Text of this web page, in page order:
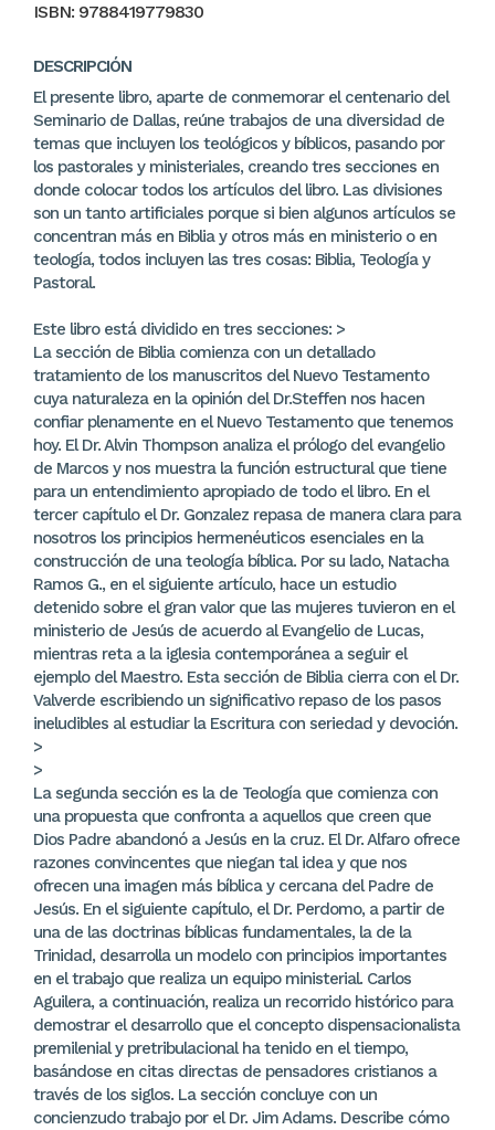
ISBN: 9788419779830
DESCRIPCIÓN
El presente libro, aparte de conmemorar el centenario del
Seminario de Dallas, reúne trabajos de una diversidad de
temas que incluyen los teológicos y bíblicos, pasando por
los pastorales y ministeriales, creando tres secciones en
donde colocar todos los artículos del libro. Las divisiones
son un tanto artificiales porque si bien algunos artículos se
concentran más en Biblia y otros más en ministerio o en
teología, todos incluyen las tres cosas: Biblia, Teología y
Pastoral.
Este libro está dividido en tres secciones: >
La sección de Biblia comienza con un detallado
tratamiento de los manuscritos del Nuevo Testamento
cuya naturaleza en la opinión del Dr.Steffen nos hacen
confiar plenamente en el Nuevo Testamento que tenemos
hoy. El Dr. Alvin Thompson analiza el prólogo del evangelio
de Marcos y nos muestra la función estructural que tiene
para un entendimiento apropiado de todo el libro. En el
tercer capítulo el Dr. Gonzalez repasa de manera clara para
nosotros los principios hermenéuticos esenciales en la
construcción de una teología bíblica. Por su lado, Natacha
Ramos G., en el siguiente artículo, hace un estudio
detenido sobre el gran valor que las mujeres tuvieron en el
ministerio de Jesús de acuerdo al Evangelio de Lucas,
mientras reta a la iglesia contemporánea a seguir el
ejemplo del Maestro. Esta sección de Biblia cierra con el Dr.
Valverde escribiendo un significativo repaso de los pasos
ineludibles al estudiar la Escritura con seriedad y devoción.
>
>
La segunda sección es la de Teología que comienza con
una propuesta que confronta a aquellos que creen que
Dios Padre abandonó a Jesús en la cruz. El Dr. Alfaro ofrece
razones convincentes que niegan tal idea y que nos
ofrecen una imagen más bíblica y cercana del Padre de
Jesús. En el siguiente capítulo, el Dr. Perdomo, a partir de
una de las doctrinas bíblicas fundamentales, la de la
Trinidad, desarrolla un modelo con principios importantes
en el trabajo que realiza un equipo ministerial. Carlos
Aguilera, a continuación, realiza un recorrido histórico para
demostrar el desarrollo que el concepto dispensacionalista
premilenial y pretribulacional ha tenido en el tiempo,
basándose en citas directas de pensadores cristianos a
través de los siglos. La sección concluye con un
concienzudo trabajo por el Dr. Jim Adams. Describe cómo